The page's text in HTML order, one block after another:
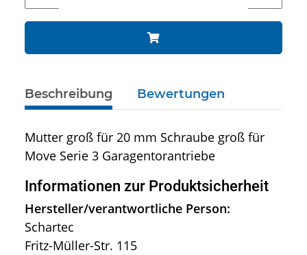
Beschreibung Bewertungen
Mutter groß für 20 mm Schraube groß für
Move Serie 3 Garagentorantriebe
Informationen zur Produktsicherheit
Hersteller/verantwortliche Person:
Schartec
Fritz-Müller-Str. 115